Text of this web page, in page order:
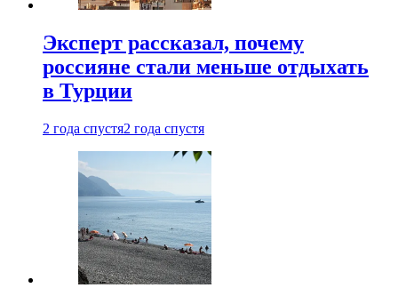
Эксперт рассказал, почему
россияне стали меньше отдыхать
в Турции
2 года спустя2 года спустя